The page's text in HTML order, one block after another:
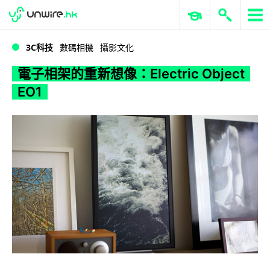
電子相架的重新想像：Electric Object EO1
WWDC 2026 ERP 與商業 AI
3C科技 數碼相機 攝影文化
電子相架的重新想像：Electric Object
EO1